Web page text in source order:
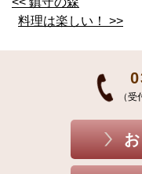
料理は楽しい！ >>
（